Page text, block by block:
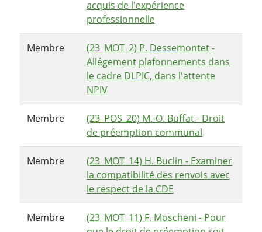
acquis de l'expérience
professionnelle
Membre
(23_MOT_2) P. Dessemontet -
Allégement plafonnements dans
le cadre DLPIC, dans l'attente
NPIV
Membre
(23_POS_20) M.-O. Buffat - Droit
de préemption communal
Membre
(23_MOT_14) H. Buclin - Examiner
la compatibilité des renvois avec
le respect de la CDE
Membre
(23_MOT_11) F. Moscheni - Pour